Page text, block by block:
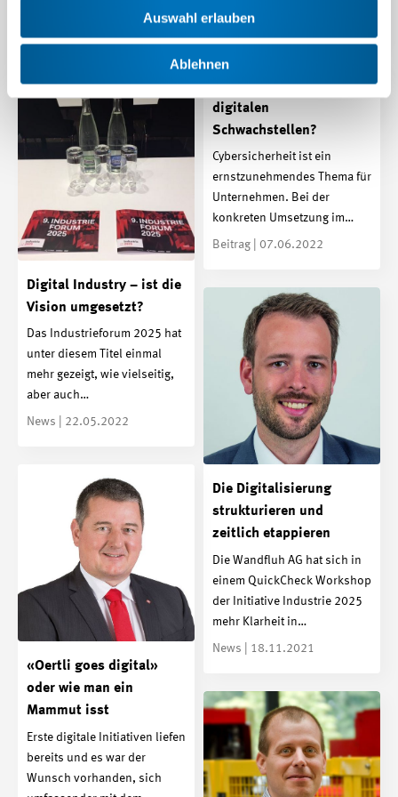
Auswahl erlauben
Ablehnen
News | 06.04.2023
News | 08.12.2022
Kennen Sie Ihre
digitalen
Schwachstellen?
Cybersicherheit ist ein
ernstzunehmendes Thema für
Unternehmen. Bei der
konkreten Umsetzung im…
Beitrag | 07.06.2022
Digital Industry – ist die
Vision umgesetzt?
Das Industrieforum 2025 hat
unter diesem Titel einmal
mehr gezeigt, wie vielseitig,
aber auch…
News | 22.05.2022
Die Digitalisierung
strukturieren und
zeitlich etappieren
Die Wandfluh AG hat sich in
einem QuickCheck Workshop
der Initiative Industrie 2025
mehr Klarheit in…
News | 18.11.2021
«Oertli goes digital»
oder wie man ein
Mammut isst
Erste digitale Initiativen liefen
bereits und es war der
Wunsch vorhanden, sich